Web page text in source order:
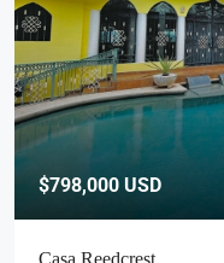
$798,000 USD
Casa Reedcrest